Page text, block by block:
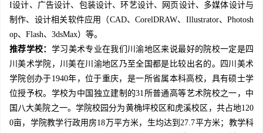
I设计、广告设计、包装设计、环艺设计、网页设计、多媒体设计与
制作、设计相关软件应用（CAD、CorelDRAW、Illustrator、Photosh
op、Flash、3dsMax）等。
推荐学校： 学习美术专业在我们川渝地区来说最好的院校一定是四
川美术学院，川美在川渝地区乃至全国都是比较出名的。四川美术
学院创办于1940年，位于重庆，是一所省属本科高校，具有硕士学
位授予权。学校为中国独立建制的31所普通高等艺术院校之一，中
国八大美院之一。学院校园分为黄桷坪校区和虎溪校区，共占地120
0亩，学院教学行政用房18万平方米，生均达到27.7平方米；教学科